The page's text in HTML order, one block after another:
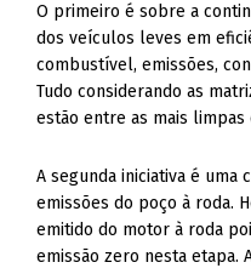
O primeiro é sobre a
dos veículos leves em
combustível, emissões,
Tudo considerando as
estão entre as mais limpas
A segunda iniciativa é
emissões do poço à roda.
emitido do motor à roda
emissão zero nesta etapa.